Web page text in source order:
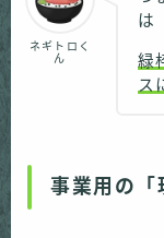
ネギトロく
ん
は
緑
ス
事業用の「